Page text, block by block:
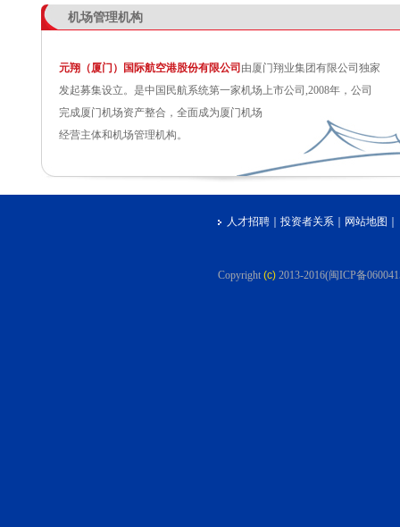
机场管理机构
元翔（厦门）国际航空港股份有限公司 由厦门翔业集团有限公司独家
发起募集设立。是中国民航系统第一家机场上市公司,2008年，公司
完成厦门机场资产整合，全面成为厦门机场
经营主体和机场管理机构。
人才招聘 投资者关系 网站地图
Copyright (c) 2013-2016(闽ICP备